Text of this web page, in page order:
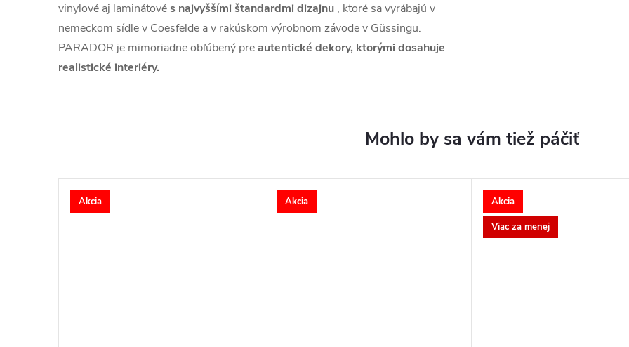
vinylové aj laminátovés najvyššími štandardmi dizajnu , ktoré sa vyrábajú v
nemeckom sídle v Coesfelde a v rakúskom výrobnom závode v Güssingu.
PARADOR je mimoriadne obľúbený preautentické dekory, ktorými dosahuje
realistické interiéry.
Akcia Akcia
Akcia
Viac za menej